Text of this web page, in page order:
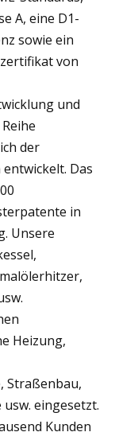
A, eine D1-
sowie ein
von
und
der
Das
in
Unsere
Heizung,
Straßenbau,
eingesetzt.
Kunden